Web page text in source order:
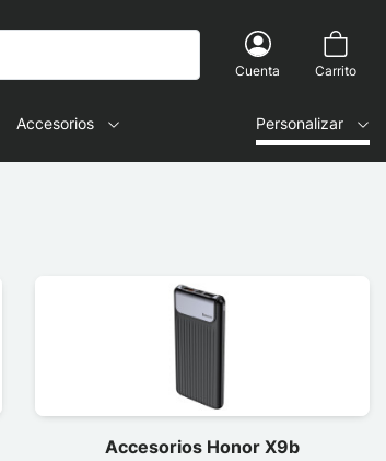
Cuenta Carrito
Accesorios Personalizar
Accesorios Honor X9b